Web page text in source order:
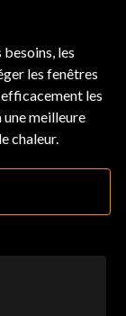
besoins, les
les fenêtres
efficacement les
une meilleure
chaleur.